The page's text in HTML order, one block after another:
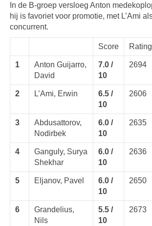
In de B-groep versloeg Anton
hij is favoriet voor promotie, met L’Ami
concurrent.
Score Rating
1
Anton Guijarro,
David
7.0 /
10
2694
2 L’Ami, Erwin
6.5 /
10
2606
3
Abdusattorov,
Nodirbek
6.0 /
10
2635
4
Ganguly, Surya
Shekhar
6.0 /
10
2636
5 Eljanov, Pavel
6.0 /
10
2650
6
Grandelius,
Nils
5.5 /
10
2673